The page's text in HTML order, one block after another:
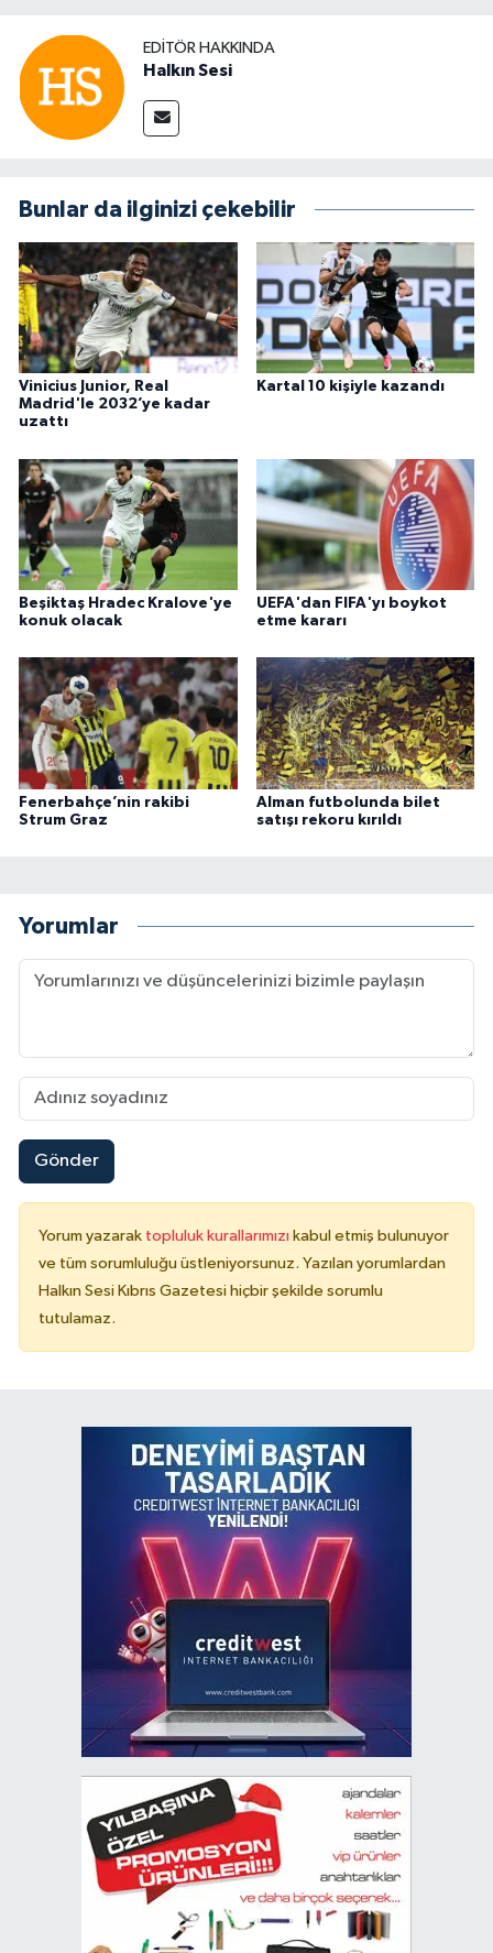
EDITÖR HAKKINDA
Halkın Sesi
Bunlar da ilginizi çekebilir
Vinicius Junior, Real
Madrid'le 2032’ye kadar
uzattı
Kartal 10 kişiyle kazandı
Beşiktaş Hradec Kralove'ye
konuk olacak
UEFA'dan FIFA'yı boykot
etme kararı
Fenerbahçe’nin rakibi
Strum Graz
Alman futbolunda bilet
satışı rekoru kırıldı
Yorumlar
Gönder
Yorum yazarak topluluk kurallarımızı kabul etmiş bulunuyor
ve tüm sorumluluğu üstleniyorsunuz. Yazılan yorumlardan
Halkın Sesi Kıbrıs Gazetesi hiçbir şekilde sorumlu
tutulamaz.